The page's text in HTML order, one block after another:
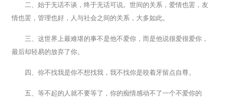
二、始于无话不谈，终于无话可说。世间的关系，爱情也罢，友
情也罢，管理也好，人与社会之间的关系，大多如此。
三、这世界上最难堪的事不是他不爱你，而是他说很爱很爱你，
最后却轻易的放弃了你。
四、你不找我是你不想找我，我不找你是咬着牙留点自尊。
五、等不起的人就不要等了，你的痴情感动不了一个不爱你的